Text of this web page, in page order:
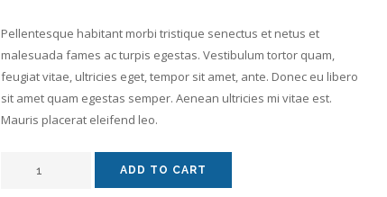
Pellentesque habitant morbi tristique senectus et netus et
malesuada fames ac turpis egestas. Vestibulum tortor quam,
feugiat vitae, ultricies eget, tempor sit amet, ante. Donec eu libero
sit amet quam egestas semper. Aenean ultricies mi vitae est.
Mauris placerat eleifend leo.
ADD TO CART